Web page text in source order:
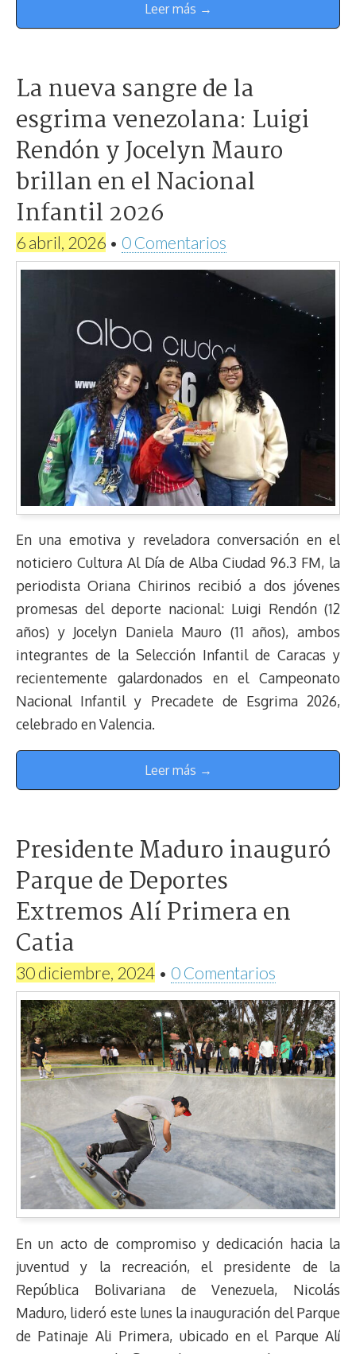
Leer más →
La nueva sangre de la
esgrima venezolana: Luigi
Rendón y Jocelyn Mauro
brillan en el Nacional
Infantil 2026
6 abril, 2026 • 0 Comentarios
En una emotiva y reveladora conversación en el
noticiero Cultura Al Día de Alba Ciudad 96.3 FM, la
periodista Oriana Chirinos recibió a dos jóvenes
promesas del deporte nacional: Luigi Rendón (12
años) y Jocelyn Daniela Mauro (11 años), ambos
integrantes de la Selección Infantil de Caracas y
recientemente galardonados en el Campeonato
Nacional Infantil y Precadete de Esgrima 2026,
celebrado en Valencia.
Leer más →
Presidente Maduro inauguró
Parque de Deportes
Extremos Alí Primera en
Catia
30 diciembre, 2024 • 0 Comentarios
En un acto de compromiso y dedicación hacia la
juventud y la recreación, el presidente de la
República Bolivariana de Venezuela, Nicolás
Maduro, lideró este lunes la inauguración del Parque
de Patinaje Ali Primera, ubicado en el Parque Alí